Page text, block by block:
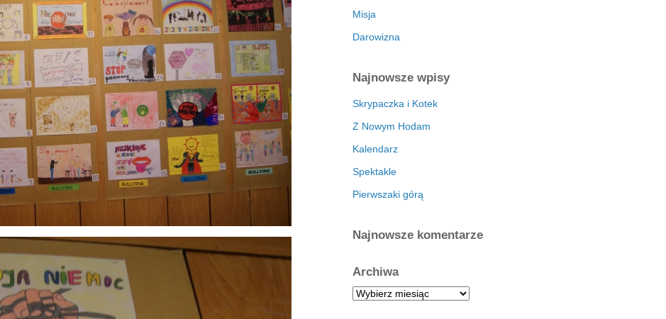
Misja
Darowizna
Najnowsze wpisy
Skrypaczka i Kotek
Z Nowym Hodam
Kalendarz
Spektakle
Pierwszaki górą
Najnowsze komentarze
Archiwa
A